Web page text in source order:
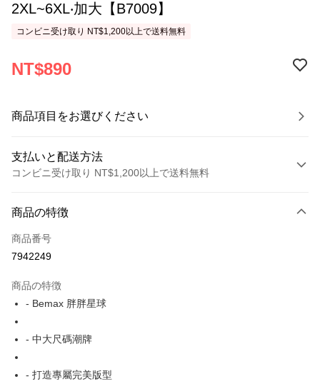
2XL~6XL‧加大【B7009】
コンビニ受け取り NT$1,200以上で送料無料
NT$890
商品項目をお選びください
支払いと配送方法
コンビニ受け取り NT$1,200以上で送料無料
クレジットカード1回払い
コンビニ店頭代金引換
Apple Pay
JKOPAY
AFTEE代金後払い
商品の特徴
商品番号
7942249
商品の特徴
- Bemax 胖胖星球
- 中大尺碼潮牌
- 打造專屬完美版型